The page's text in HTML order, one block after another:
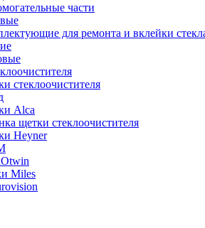
части
для ремонта и вклейки
стеклоочистителя
Alca
щетки стеклоочистителя
Heyner
Miles